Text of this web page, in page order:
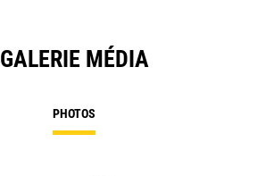
GALERIE MÉDIA
PHOTOS